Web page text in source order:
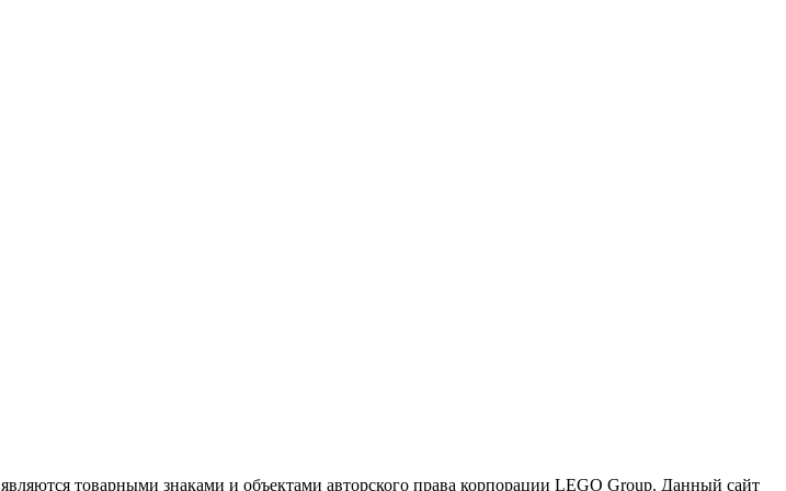
товарными знаками и объектами авторского права корпорации LEGO Group. Данный сайт